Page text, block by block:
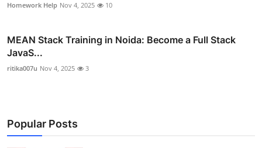
Homework Help Nov 4, 2025 10
MEAN Stack Training in Noida: Become a Full Stack
JavaS...
ritika007u Nov 4, 2025 3
Popular Posts